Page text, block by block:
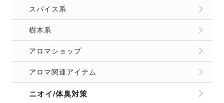
スパイス系
樹木系
アロマショップ
アロマ関連アイテム
ニオイ/体臭対策